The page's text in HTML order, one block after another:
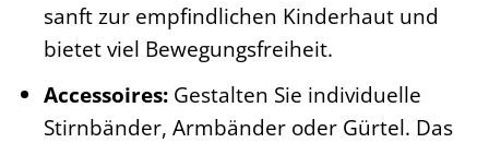
sanft zur empfindlichen Kinderhaut und
bietet viel Bewegungsfreiheit.
Accessoires:Gestalten Sie individuelle
Stirnbänder, Armbänder oder Gürtel. Das